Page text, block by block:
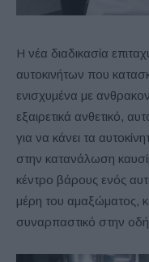
Η νέα διαδικασία
αυτοκινήτων που
ενισχυμένα με
εξαιρετικά ανθετικό,
για να κάνει τα
στην κατανάλωση
κέντρο βάρους ενός
μέρη του αμαξώματος,
συναρπαστικό στην